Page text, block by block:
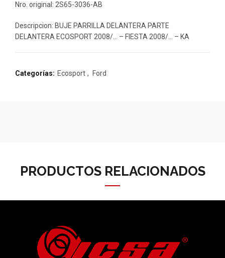
Nro. original: 2S65-3036-AB
Descripcion: BUJE PARRILLA DELANTERA PARTE
DELANTERA ECOSPORT 2008/… – FIESTA 2008/… – KA
Categorías: Ecosport , Ford
PRODUCTOS RELACIONADOS